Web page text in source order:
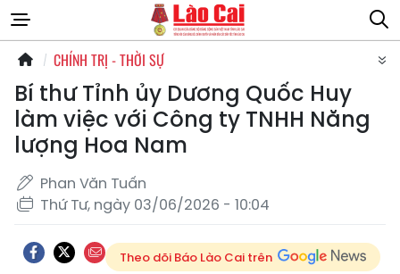
CHÍNH TRỊ - THỜI SỰ
Bí thư Tỉnh ủy Dương Quốc Huy
làm việc với Công ty TNHH Năng
lượng Hoa Nam
Phan Văn Tuấn
Thứ Tư, ngày 03/06/2026 - 10:04
Theo dõi Báo Lào Cai trên